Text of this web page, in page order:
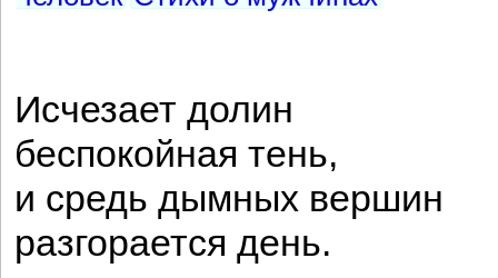
Исчезает долин
беспокойная тень,
и средь дымных вершин
разгорается день.